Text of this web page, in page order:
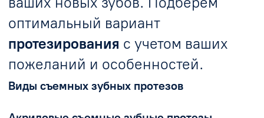
технологии отличаются современным
дизайном и высокой износостойкостью.
специалистов!
Бюгельные зубные протезы.
Если вам нужен
частичный съемный зубной
протез, обратите внимание набюгельные
металлическая дуга, равномерно